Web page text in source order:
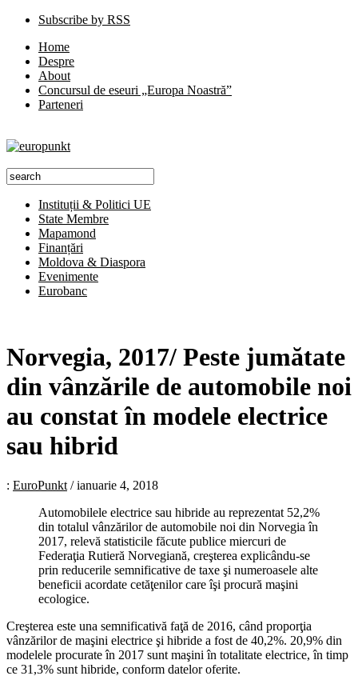
Subscribe by RSS
Home
Despre
About
Concursul de eseuri „Europa Noastră”
Parteneri
Instituții & Politici UE
State Membre
Mapamond
Finanțări
Moldova & Diaspora
Evenimente
Eurobanc
Norvegia, 2017/ Peste jumătate
din vânzările de automobile noi
au constat în modele electrice
sau hibrid
: EuroPunkt /ianuarie 4, 2018
Automobilele electrice sau hibride au reprezentat 52,2%
din totalul vânzărilor de automobile noi din Norvegia în
2017, relevă statisticile făcute publice miercuri de
Federaţia Rutieră Norvegiană, creşterea explicându-se
prin reducerile semnificative de taxe şi numeroasele alte
beneficii acordate cetăţenilor care îşi procură maşini
ecologice.
Creşterea este una semnificativă faţă de 2016, când proporţia
vânzărilor de maşini electrice şi hibride a fost de 40,2%. 20,9% din
modelele procurate în 2017 sunt maşini în totalitate electrice, în timp
ce 31,3% sunt hibride, conform datelor oferite.